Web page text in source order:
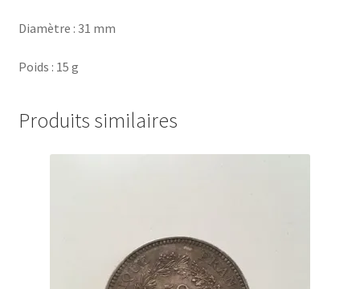
Diamètre : 31 mm
Poids : 15 g
Produits similaires